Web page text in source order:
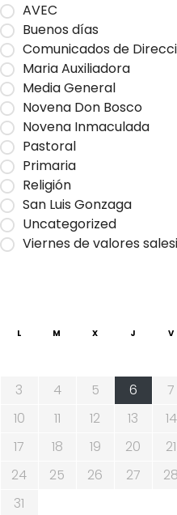
AVEC
Buenos días
Comunicados de
Maria Auxiliadora
Media General
Novena Don Bosco
Novena Inmaculada
Pastoral
Primaria
Religión
San Luis Gonzaga
Uncategorized
Viernes de valores
L M X J V
3
4 5 6 7
10
11 12 13 14
17
18 19 20 21
24
25 26 27 28
31